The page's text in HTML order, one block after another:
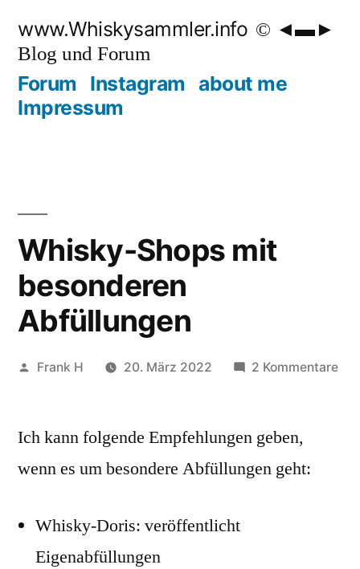
Inhalt
springen
www.Whiskysammler.info
Blog und Forum
Forum Instagram about me
Impressum
Whisky-Shops mit
besonderen
Abfüllungen
Veröffentlicht
Frank H 20. März 2022 2 Kommentarezu
Ich kann folgende Empfehlungen geben,
wenn es um besondere Abfüllungen geht:
Whisky-Doris: veröffentlicht
Eigenabfüllungen